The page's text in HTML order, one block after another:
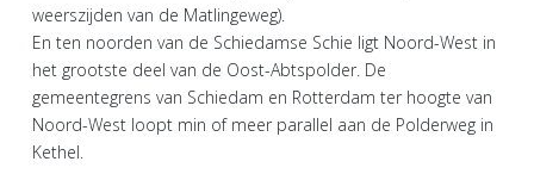
weerszijden van de Matlingeweg).
En ten noorden van de Schiedamse Schie ligt Noord-West in
het grootste deel van de Oost-Abtspolder. De
gemeentegrens van Schiedam en Rotterdam ter hoogte van
Noord-West loopt min of meer parallel aan de Polderweg in
Kethel.